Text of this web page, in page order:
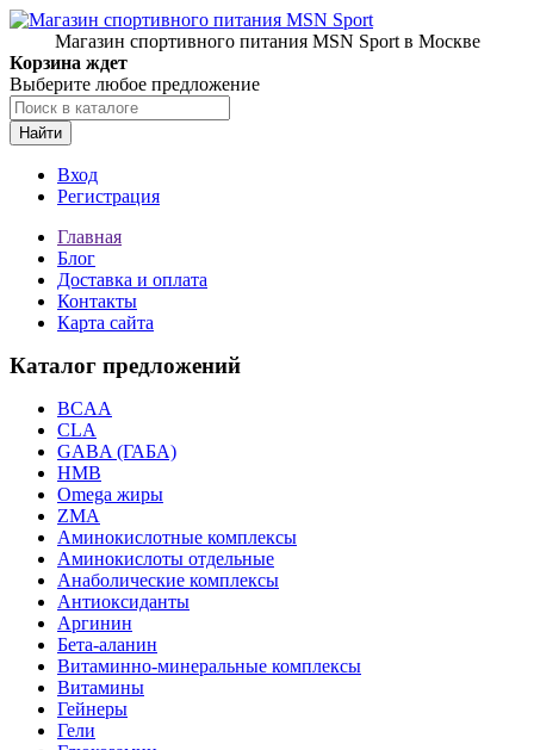
Магазин спортивного питания MSN Sport в Москве
Корзина ждет
Выберите любое предложение
Найти
Вход
Регистрация
Главная
Блог
Доставка и оплата
Контакты
Карта сайта
Каталог предложений
BCAA
CLA
GABA (ГАБА)
HMB
Omega жиры
ZMA
Аминокислотные комплексы
Аминокислоты отдельные
Анаболические комплексы
Антиоксиданты
Аргинин
Бета-аланин
Витаминно-минеральные комплексы
Витамины
Гейнеры
Гели